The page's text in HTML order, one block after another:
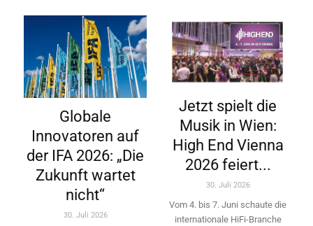
Globale
Innovatoren auf
der IFA 2026: „Die
Zukunft wartet
nicht“
30. Juli 2026
Jetzt spielt die
Musik in Wien:
High End Vienna
2026 feiert...
30. Juli 2026
Vom 4. bis 7. Juni schaute die
internationale HiFi-Branche